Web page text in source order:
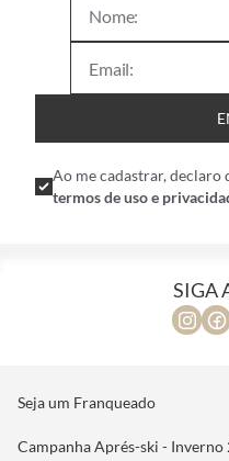
Ao me cadastrar, declaro
termos de uso e
SIGA
Seja um Franqueado
Campanha Aprés-ski - Inverno